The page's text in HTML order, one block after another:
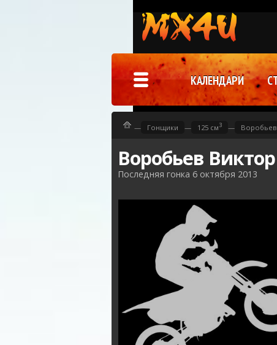
Воробьев Виктор
Последняя гонка 6 октября 2013
— Гонщики — 125 см3 —
КАЛЕНДАРИ